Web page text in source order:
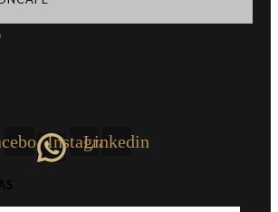
Instagram
Linkedin